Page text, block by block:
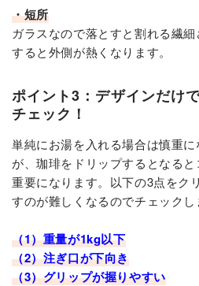
・短所
ガラスなので落とすと割れる繊
すると外側が熱くなります。
ポイント3：デザインだけ
チェック！
単純にお湯を入れる場合は慎重
が、珈琲をドリップするとなる
重要になります。以下の3点をク
すのが難しくなるのでチェックし
（1）重量が1kg以下
（2）注ぎ口が下向き
（3）グリップが握りやすい